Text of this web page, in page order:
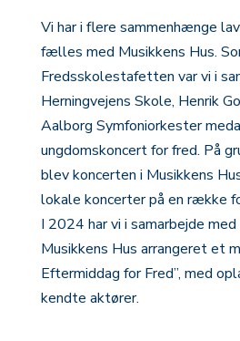
Vi har i flere sammenhænge
fælles med Musikkens Hus.
Fredsskolestafetten var vi i
Herningvejens Skole, Henrik
Aalborg Symfoniorkester
ungdomskoncert for fred. På
blev koncerten i Musikkens
lokale koncerter på en række
I 2024 har vi i samarbejde
Musikkens Hus arrangeret et
Eftermiddag for Fred”, med
kendte aktører.